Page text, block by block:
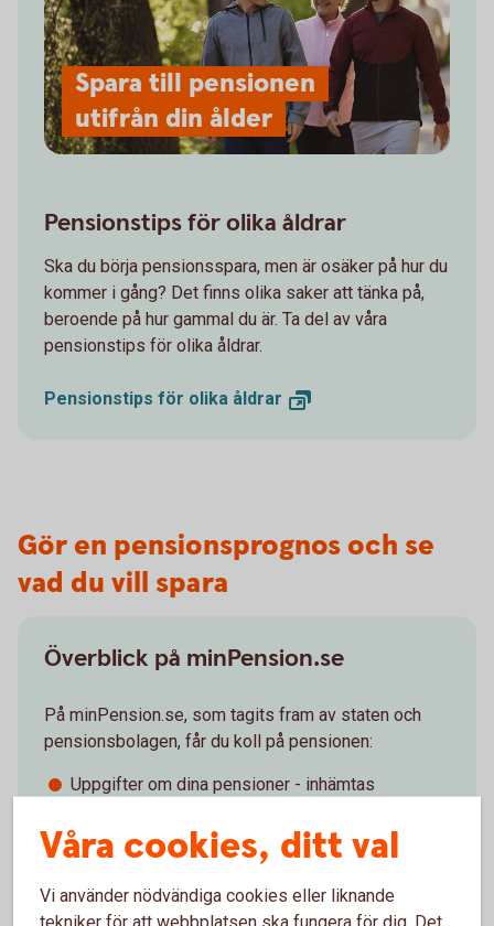
Spara till pensionen
utifrån din ålder
Pensionstips för olika åldrar
Ska du börja pensionsspara, men är osäker på hur du
kommer i gång? Det finns olika saker att tänka på,
beroende på hur gammal du är. Ta del av våra
pensionstips för olika åldrar.
Pensionstips för olika åldrar
Gör en pensionsprognos och se
vad du vill spara
Överblick på minPension.se
På minPension.se, som tagits fram av staten och
pensionsbolagen, får du koll på pensionen:
Uppgifter om dina pensioner - inhämtas
Tjänsten – snabb, enkel, oberoende och
kostnadsfri.
få i pension.
Våra cookies, ditt val
Vi använder nödvändiga cookies eller liknande
tekniker för att webbplatsen ska fungera för dig. Det